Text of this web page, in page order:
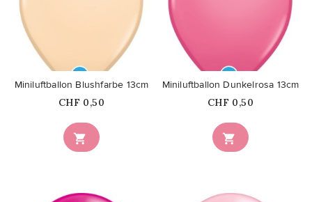
favorite_border

Miniluftballon Blushfarbe 13cm
Price
CHF 0,50
favorite_border

Miniluftballon Dunkelrosa 13cm
Price
CHF 0,50